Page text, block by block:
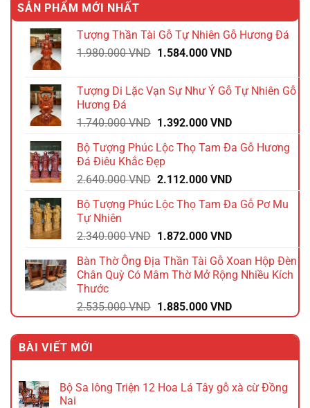
SẢN PHẨM MỚI NHẤT
Tượng Thần Tài Gỗ Tự Nhiên Gỗ Hương Đá
1.980.000VND Giá
1.980.000 VND.
1.584.000 VNDGiá
là:
Tượng Di Lặc Vạn Sự Như Ý Gỗ Tự Nhiên Gỗ
Hương Đá
1.740.000VND Giá
là:
1.740.000 VND.
1.392.000 VNDGiá
tại
1.392.000 VND.
Bộ Tượng Phúc Lộc Thọ Tam Đa Gỗ Hương
Đá Điêu Khắc Đẹp
2.640.000VND Giá
là:
2.112.000 VNDGiá
tại
2.112.000 VND.
Bộ Tượng Phúc Lộc Thọ Tam Đa Gỗ Pơ Mu
Tự Nhiên
2.340.000VND Giá
là:
2.340.000 VND.
1.872.000 VNDGiá
tại
là:
Bàn Thờ Ông Địa Thần Tài Gỗ Xoan Hộp Đèn
Chân Quỳ Có Mâm Thờ Mở Rộng Nhiều Kích
Thước
2.535.000VND Giá
gốc
là:
1.885.000 VNDGiá
hiện
tại
1.885.000 VND.
BÀI VIẾT MỚI
Bộ Sa lông Triện 12 Hoa Lá Tây gỗ xà cừ Đồng
Nai